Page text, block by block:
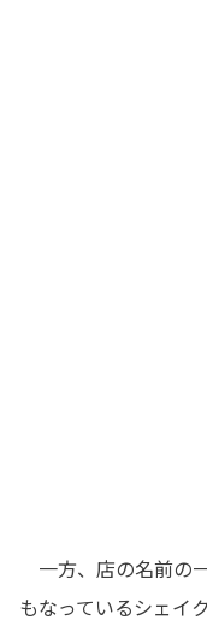
一方、店の名前の
もなっているシェイ